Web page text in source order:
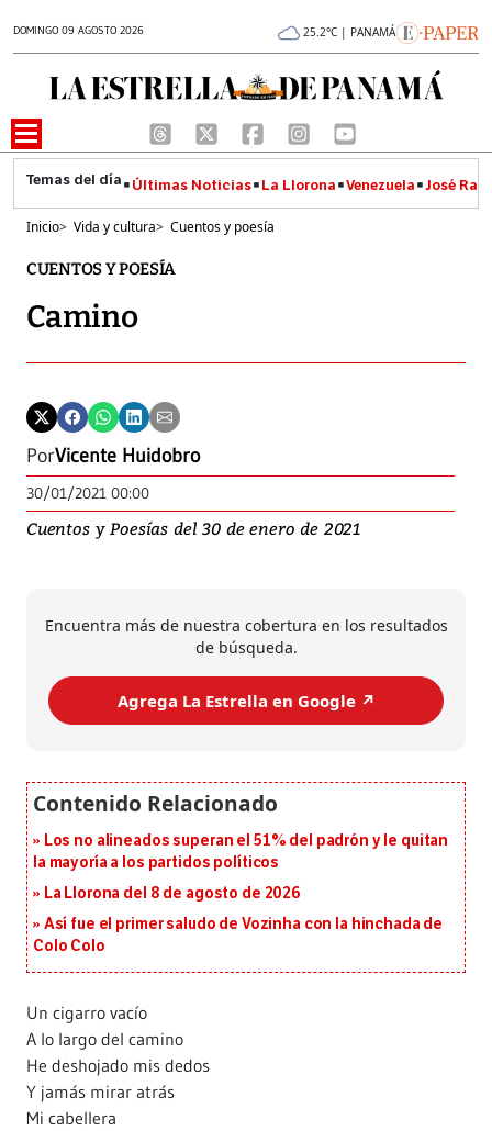
DOMINGO 09 AGOSTO 2026 25.2°C | PANAMÁ
Últimas Noticias La Llorona Venezuela José
Inicio> Vida y cultura> Cuentos y poesía
CUENTOS Y POESÍA
Camino
PorVicente Huidobro
30/01/2021 00:00
Cuentos y Poesías del 30 de enero de 2021
Encuentra más de nuestra cobertura en los resultados
de búsqueda.
Agrega La Estrella en Google ↗️
Los no alineados superan el 51% del padrón y le quitan
la mayoría a los partidos políticos
La Llorona del 8 de agosto de 2026
Así fue el primer saludo de Vozinha con la hinchada de
Colo Colo
Un cigarro vacío
A lo largo del camino
He deshojado mis dedos
Y jamás mirar atrás
Mi cabellera